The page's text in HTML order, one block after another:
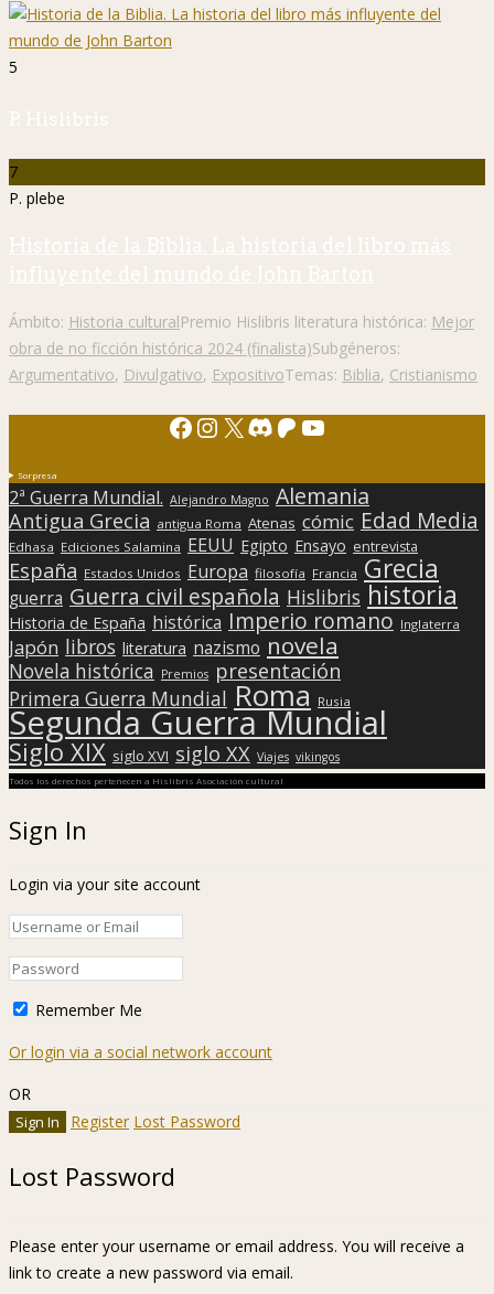
5
P. Hislibris
7
P. plebe
Historia de la Biblia. La historia del libro más
influyente del mundo de John Barton
Ámbito: Historia culturalPremio Hislibris literatura histórica: Mejor
obra de no ficción histórica 2024 (finalista)Subgéneros:
Argumentativo, Divulgativo, ExpositivoTemas: Biblia, Cristianismo
Facebook
Instagram
X Discord
Patreon
YouTube
Sorpresa
2ª Guerra Mundial. Alejandro Magno Alemania
Antigua Grecia antigua Roma Atenas cómic Edad Media
Edhasa Ediciones Salamina EEUU Egipto Ensayo entrevista
España Estados Unidos Europa filosofía Francia Grecia
guerra Guerra civil española Hislibris historia
Historia de España histórica Imperio romano Inglaterra
Japón libros literatura nazismo novela
Novela histórica Premios presentación
Primera Guerra Mundial Roma Rusia
Segunda Guerra Mundial
Siglo XIX siglo XVI siglo XX Viajes vikingos
Todos los derechos pertenecen a Hislibris Asociación cultural
Sign In
Login via your site account
Remember Me
Or login via a social network account
OR
Register Lost Password
Lost Password
Please enter your username or email address. You will receive a
link to create a new password via email.